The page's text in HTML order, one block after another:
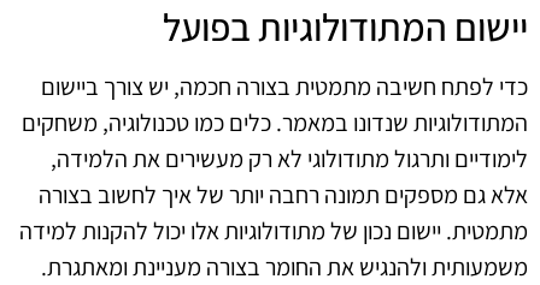
יישום המתודולוגיות בפועל
כדי לפתח חשיבה מתמטית בצורה חכמה, יש צורך ביישום
המתודולוגיות שנדונו במאמר. כלים כמו טכנולוגיה, משחקים
לימודיים ותרגול מתודולוגי לא רק מעשירים את הלמידה,
אלא גם מספקים תמונה רחבה יותר של איך לחשוב בצורה
מתמטית. יישום נכון של מתודולוגיות אלו יכול להקנות למידה
משמעותית ולהנגיש את החומר בצורה מעניינת ומאתגרת.